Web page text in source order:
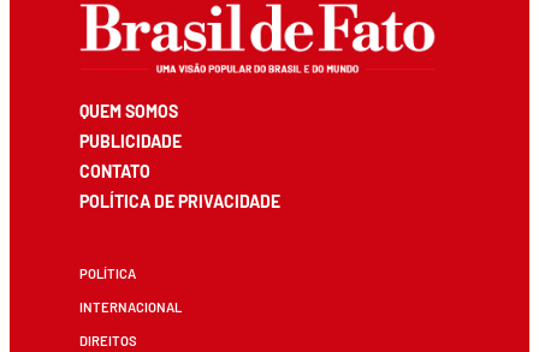
QUEM SOMOS
PUBLICIDADE
CONTATO
POLÍTICA DE PRIVACIDADE
POLÍTICA
INTERNACIONAL
DIREITOS